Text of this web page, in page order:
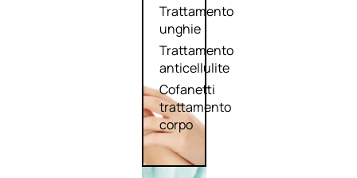
Trattamento
unghie
Trattamento
anticellulite
Cofanetti
trattamento
corpo